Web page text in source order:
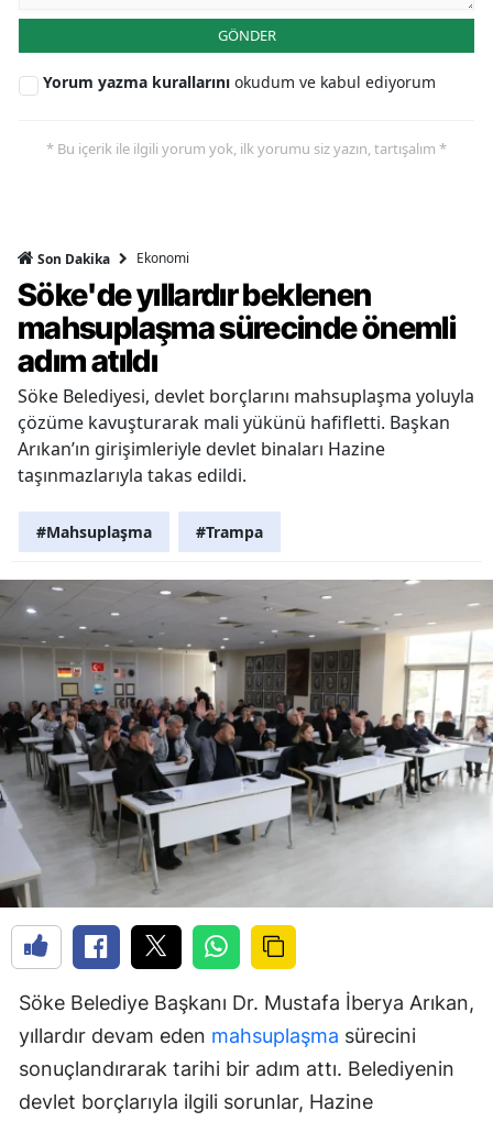
GÖNDER
Yorum yazma kurallarını okudum ve kabul ediyorum
* Bu içerik ile ilgili yorum yok, ilk yorumu siz yazın, tartışalım *
Son Dakika Ekonomi
Söke'de yıllardır beklenen
mahsuplaşma sürecinde önemli
adım atıldı
Söke Belediyesi, devlet borçlarını mahsuplaşma yoluyla
çözüme kavuşturarak mali yükünü hafifletti. Başkan
Arıkan’ın girişimleriyle devlet binaları Hazine
taşınmazlarıyla takas edildi.
#Mahsuplaşma #Trampa
Söke Belediye Başkanı Dr. Mustafa İberya Arıkan,
yıllardır devam eden mahsuplaşma sürecini
sonuçlandırarak tarihi bir adım attı. Belediyenin
devlet borçlarıyla ilgili sorunlar, Hazine